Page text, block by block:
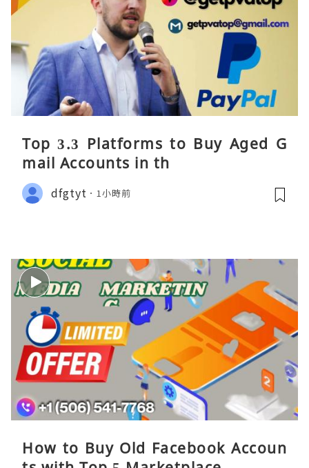
Top 3.3 Platforms to Buy Aged G
mail Accounts in th
dfgtyt 1小時前
How to Buy Old Facebook Accoun